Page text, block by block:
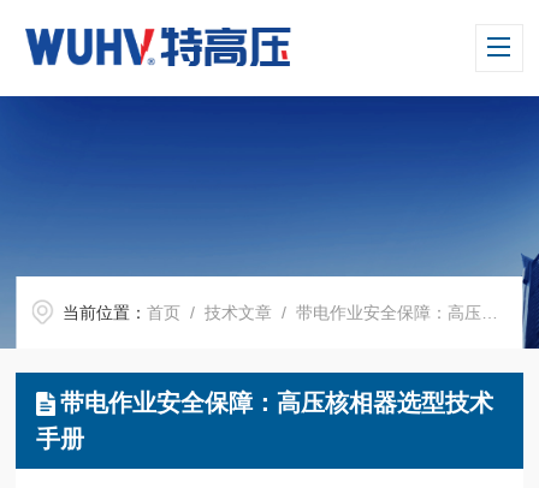
当前位置：首页 /技术文章 / 带电作业安全保障：高压核相器选型技术手册
带电作业安全保障：高压核相器选型技术
手册